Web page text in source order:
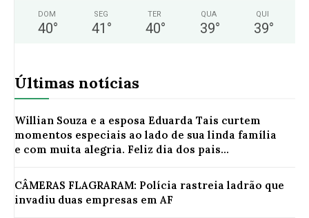
DOM
40°
SEG
41 °
TER
40°
QUA
39°
QUI
39°
Últimas notícias
Willian Souza e a esposa Eduarda Tais curtem
momentos especiais ao lado de sua linda família
e com muita alegria. Feliz dia dos pais...
CÂMERAS FLAGRARAM: Polícia rastreia ladrão que
invadiu duas empresas em AF